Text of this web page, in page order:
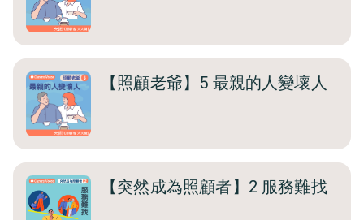
【照顧老爺】5 最親的人變壞人
【突然成為照顧者】2 服務難找